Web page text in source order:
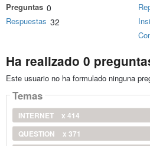
Preguntas 0
Respuestas 32
Ha realizado 0
Este usuario no ha formulado ninguna
Temas
INTERNET
x 414
QUESTION
x 371